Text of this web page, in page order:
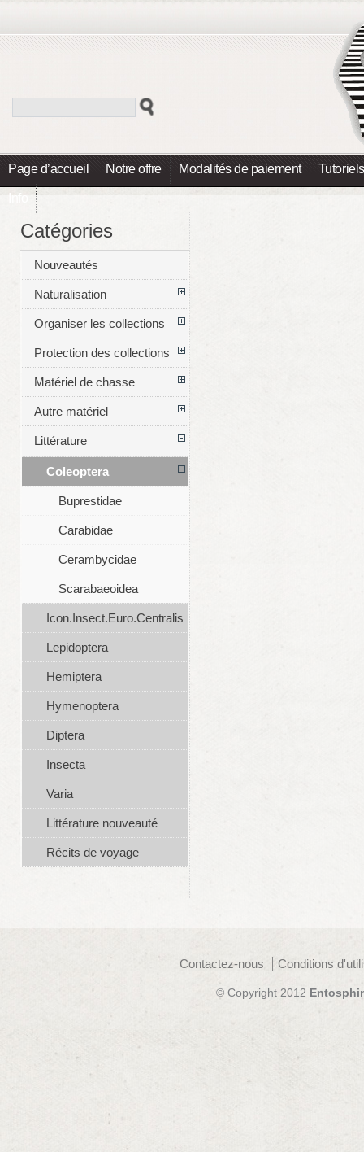
Page d’accueil Notre offre Modalités de paiement Tutoriels
Info
Catégories
Nouveautés
Naturalisation
Organiser les collections
Protection des collections
Matériel de chasse
Autre matériel
Littérature
Coleoptera
Buprestidae
Carabidae
Cerambycidae
Scarabaeoidea
Icon.Insect.Euro.Centralis
Lepidoptera
Hemiptera
Hymenoptera
Diptera
Insecta
Varia
Littérature nouveauté
Récits de voyage
Contactez-nous Conditions
© Copyright 2012